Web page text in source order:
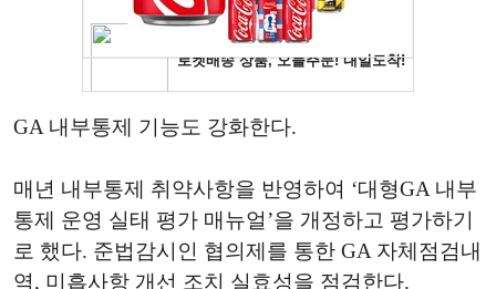
GA 내부통제 기능도 강화한다.
매년 내부통제 취약사항을 반영하여 ‘대형GA 내부
통제 운영 실태 평가 매뉴얼’을 개정하고 평가하기
로 했다. 준법감시인 협의제를 통한 GA 자체점검내
역, 미흡사항 개선 조치 실효성을 점검한다.